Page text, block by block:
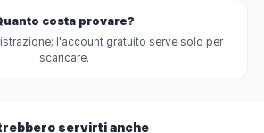
costa provare?
l'account gratuito serve solo per
scaricare.
servirti anche